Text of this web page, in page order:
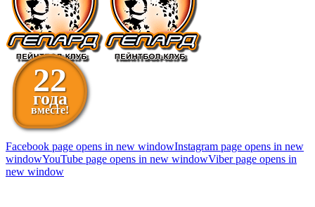
22
года
вместе!
Facebook page opens in new windowInstagram page opens in new
windowYouTube page opens in new windowViber page opens in
new window